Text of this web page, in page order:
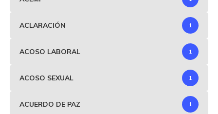
ACLARACIÓN 1
ACOSO LABORAL 1
ACOSO SEXUAL 1
ACUERDO DE PAZ 1